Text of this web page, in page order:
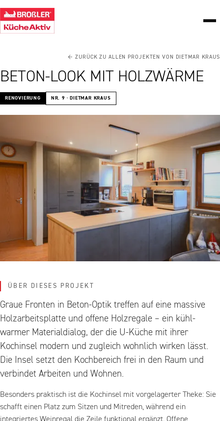
← ZURÜCK ZU ALLEN PROJEKTEN VON DIETMAR KRAUS
BETON-LOOK MIT HOLZWÄRME
RENOVIERUNG NR. 9 · DIETMAR KRAUS
ÜBER DIESES PROJEKT
Graue Fronten in Beton-Optik treffen auf eine massive
Holzarbeitsplatte und offene Holzregale – ein kühl-
warmer Materialdialog, der die U-Küche mit ihrer
Kochinsel modern und zugleich wohnlich wirken lässt.
Die Insel setzt den Kochbereich frei in den Raum und
verbindet Arbeiten und Wohnen.
Besonders praktisch ist die Kochinsel mit vorgelagerter Theke: Sie
schafft einen Platz zum Sitzen und Mitreden, während ein
integriertes Weinregal die Zeile funktional ergänzt. Offene